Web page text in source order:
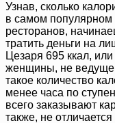
Узнав, сколько
в самом популярном
ресторанов,
тратить деньги на
Цезаря 695 ккал,
женщины, не
такое количество
менее часа по
всего заказывают
также, не